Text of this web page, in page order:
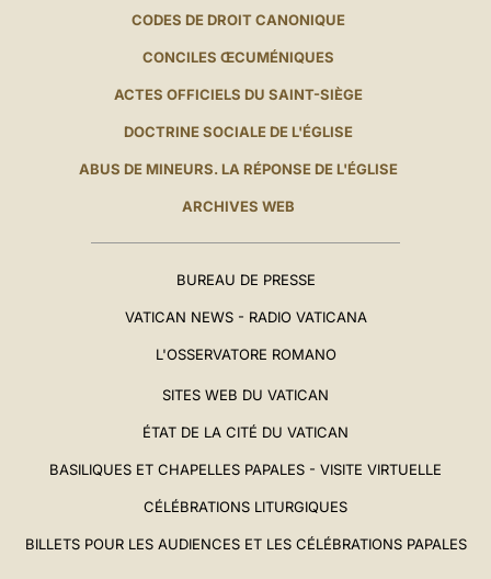
CODES DE DROIT CANONIQUE
CONCILES ŒCUMÉNIQUES
ACTES OFFICIELS DU SAINT-SIÈGE
DOCTRINE SOCIALE DE L'ÉGLISE
ABUS DE MINEURS. LA RÉPONSE DE L'ÉGLISE
ARCHIVES WEB
BUREAU DE PRESSE
VATICAN NEWS - RADIO VATICANA
L'OSSERVATORE ROMANO
SITES WEB DU VATICAN
ÉTAT DE LA CITÉ DU VATICAN
BASILIQUES ET CHAPELLES PAPALES - VISITE VIRTUELLE
CÉLÉBRATIONS LITURGIQUES
BILLETS POUR LES AUDIENCES ET LES CÉLÉBRATIONS PAPALES